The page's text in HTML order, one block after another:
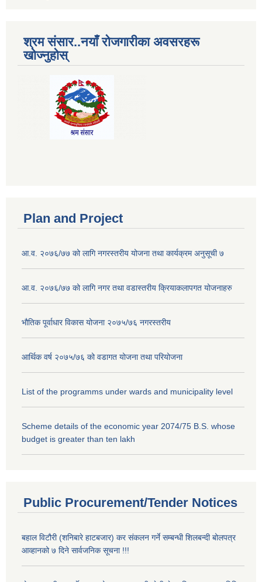
श्रम संसार..नयाँ रोजगारीका अवसरहरू
खोज्नुहोस्
Plan and Project
आ.व. २०७६/७७ को लागि नगरस्तरीय योजना तथा कार्यक्रम अनुसूची ७
आ.व. २०७६/७७ को लागि नगर तथा वडास्तरीय क्रियाकलापगत योजनाहरु
भौतिक पूर्वाधार विकास योजना २०७५/७६ नगरस्तरीय
आर्थिक वर्ष २०७५/७६ को वडागत योजना तथा परियोजना
List of the programms under wards and municipality level
Scheme details of the economic year 2074/75 B.S. whose
budget is greater than ten lakh
Public Procurement/Tender Notices
बहाल विटौरी (शनिबारे हाटबजार) कर संकलन गर्ने सम्बन्धी शिलबन्दी बोलपत्र
आव्हानको ७ दिने सार्वजनिक सूचना !!!